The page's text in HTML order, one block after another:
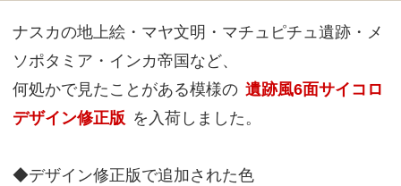
ナスカの地上絵・マヤ文明・マチュピチュ遺跡・メ
ソポタミア・インカ帝国など、
何処かで見たことがある模様の 遺跡風6面サイコロ
デザイン修正版 を入荷しました。
◆デザイン修正版で追加された色